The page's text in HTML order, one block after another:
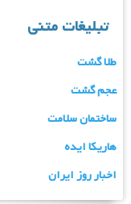
تبلیغات متنی
طلا گشت
عجم گشت
ساختمان سلامت
هاریکا ایده
اخبار روز ایران